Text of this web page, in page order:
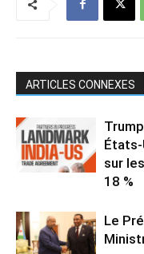
ARTICLES CONNEXES
sur
18 %
Le